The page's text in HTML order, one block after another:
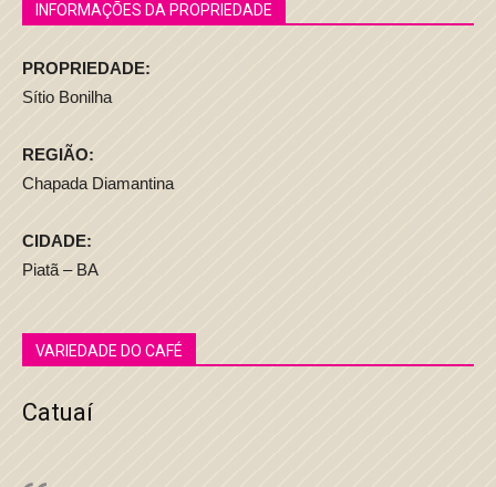
INFORMAÇÕES DA PROPRIEDADE
PROPRIEDADE:
Sítio Bonilha
REGIÃO:
Chapada Diamantina
CIDADE:
Piatã – BA
VARIEDADE DO CAFÉ
Catuaí